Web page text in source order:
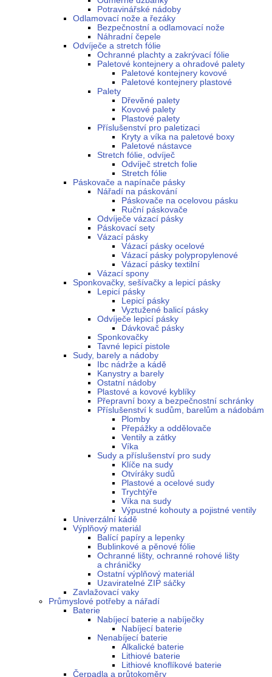
Potravinářské nádoby
Odlamovací nože a řezáky
Bezpečnostní a odlamovací nože
Náhradní čepele
Odvíječe a stretch fólie
Ochranné plachty a zakrývací fólie
Paletové kontejnery a ohradové palety
Paletové kontejnery kovové
Paletové kontejnery plastové
Palety
Dřevěné palety
Kovové palety
Plastové palety
Příslušenství pro paletizaci
Kryty a víka na paletové boxy
Paletové nástavce
Stretch fólie, odvíječ
Odvíječ stretch folie
Stretch fólie
Páskovače a napínače pásky
Nářadí na páskování
Páskovače na ocelovou pásku
Ruční páskovače
Odvíječe vázací pásky
Páskovací sety
Vázací pásky
Vázací pásky ocelové
Vázací pásky polypropylenové
Vázací pásky textilní
Vázací spony
Sponkovačky, sešívačky a lepicí pásky
Lepicí pásky
Lepicí pásky
Vyztužené balicí pásky
Odvíječe lepicí pásky
Dávkovač pásky
Sponkovačky
Tavné lepicí pistole
Sudy, barely a nádoby
Ibc nádrže a kádě
Kanystry a barely
Ostatní nádoby
Plastové a kovové kyblíky
Přepravní boxy a bezpečnostní schránky
Příslušenství k sudům, barelům a nádobám
Plomby
Přepážky a oddělovače
Ventily a zátky
Víka
Sudy a příslušenství pro sudy
Klíče na sudy
Otvíráky sudů
Plastové a ocelové sudy
Trychtýře
Víka na sudy
Výpustné kohouty a pojistné ventily
Univerzální kádě
Výplňový materiál
Balící papíry a lepenky
Bublinkové a pěnové fólie
Ochranné lišty, ochranné rohové lišty
a chráničky
Ostatní výplňový materiál
Uzaviratelné ZIP sáčky
Zavlažovací vaky
Průmyslové potřeby a nářadí
Baterie
Nabíjecí baterie a nabíječky
Nabíjecí baterie
Nenabíjecí baterie
Alkalické baterie
Lithiové baterie
Lithiové knoflíkové baterie
Čerpadla a průtokoměry